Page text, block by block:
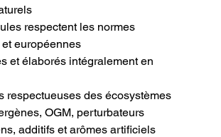
respectent les normes
européennes
et élaborés intégralement en
respectueuses des écosystèmes
OGM, perturbateurs
additifs et arômes artificiels